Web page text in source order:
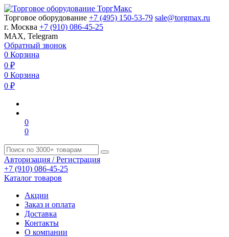
Торговое оборудование +7 (495) 150-53-79 sale@torgmax.ru
г. Москва +7 (910) 086-45-25
MAX, Telegram
Обратный звонок
0 Корзина
0 ₽
0 Корзина
0 ₽
0
0
Авторизация / Регистрация
+7 (910) 086-45-25
Каталог товаров
Акции
Заказ и оплата
Доставка
Контакты
О компании